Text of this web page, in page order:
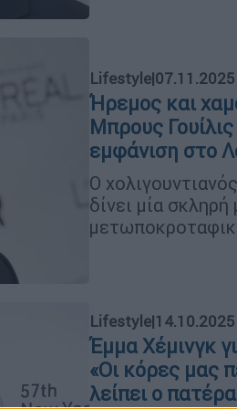
Lifestyle|
Ήρεμος και
Μπρους
εμφάνιση στο
Ο
δίνει μία
Lifestyle|
Έμμα Χέμινγκ
«Οι κόρες μας
λείπει ο